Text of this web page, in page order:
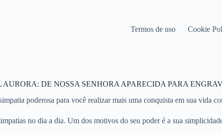
Termos de uso Cookie
DE NOSSA SENHORA APARECIDA PARA
poderosa para você realizar mais uma conquista em sua vida
no dia a dia. Um dos motivos do seu poder é a sua